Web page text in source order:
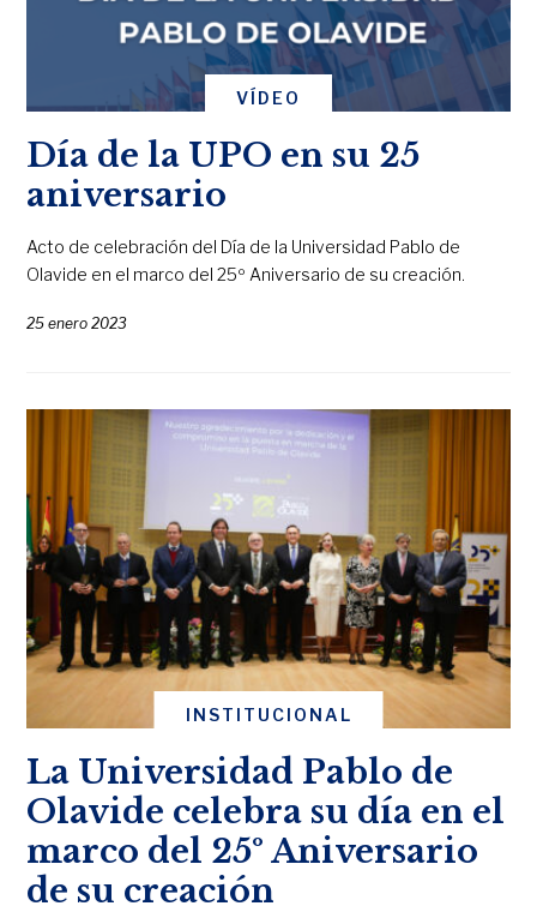
VÍDEO
Día de la UPO en su 25
aniversario
Acto de celebración del Día de la Universidad Pablo de
Olavide en el marco del 25º Aniversario de su creación.
25 enero 2023
INSTITUCIONAL
La Universidad Pablo de
Olavide celebra su día en el
marco del 25º Aniversario
de su creación